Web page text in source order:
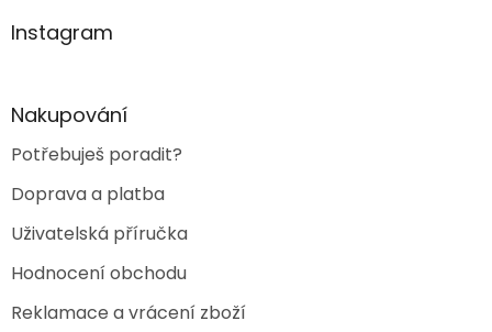
aInstagram
Nakupování
Potřebuješ poradit?
Doprava a platba
Uživatelská příručka
Hodnocení obchodu
Reklamace a vrácení zboží